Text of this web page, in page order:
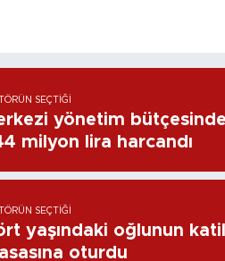
SEÇTIĞI
yönetim
milyon lira harcandı
SEÇTIĞI
yaşındaki oğlunun
oturdu